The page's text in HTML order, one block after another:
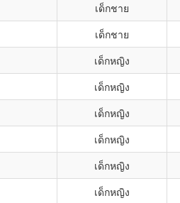
เด็กชาย
เด็กชาย
เด็กหญิง
เด็กหญิง
เด็กหญิง
เด็กหญิง
เด็กหญิง
เด็กหญิง